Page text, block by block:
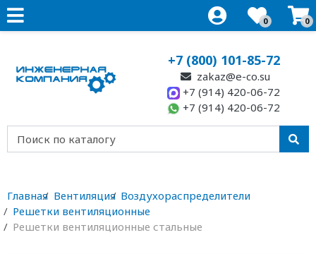
0 0
+7 (800) 101-85-72
zakaz@e-co.su
+7 (914) 420-06-72
+7 (914) 420-06-72
Главная Вентиляция Воздухораспределители
Решетки вентиляционные
Решетки вентиляционные стальные